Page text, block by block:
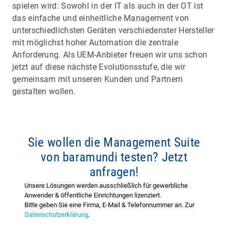
spielen wird: Sowohl in der IT als auch in der OT ist
das einfache und einheitliche Management von
unterschiedlichsten Geräten verschiedenster Hersteller
mit möglichst hoher Automation die zentrale
Anforderung. Als UEM-Anbieter freuen wir uns schon
jetzt auf diese nächste Evolutionsstufe, die wir
gemeinsam mit unseren Kunden und Partnern
gestalten wollen.